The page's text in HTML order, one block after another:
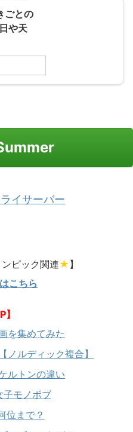
ごとの
や天
イサーバー
ピック関連★ 】
こちら
】
を集めてみた
ノルディック複合】
ルトンの違い
モノボブ
位まで？